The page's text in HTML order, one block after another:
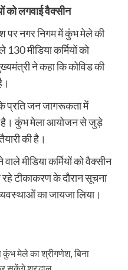
को लगवाई वैक्सीन
पर नगर निगम में कुंभ मेले की
मीडिया कर्मियों को
ने कहा कि कोविड की
प्रति जन जागरूकता में
है। कुंभ मेला आयोजन से जुड़े
की है।
मीडिया कर्मियों को वैक्सीन
टीकाकरण के दौरान सूचना
का जायजा लिया।
मेले का श्रीगणेश, बिना